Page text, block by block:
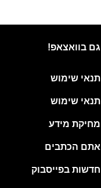
גם בוואצאפ!
תנאי שימוש
תנאי שימוש
מחיקת מידע
אתם הכתבים
חדשות בפייסבוק